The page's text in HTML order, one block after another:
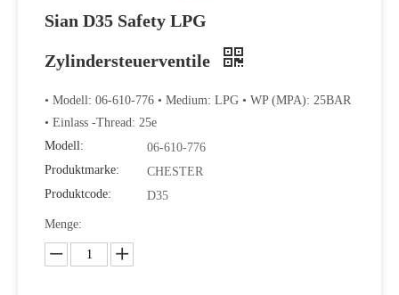
Sian D35 Safety LPG
Zylindersteuerventile
• Modell: 06-610-776 • Medium: LPG • WP (MPA): 25BAR
• Einlass -Thread: 25e
Modell:
06-610-776
Produktmarke:
CHESTER
Produktcode:
D35
Menge: